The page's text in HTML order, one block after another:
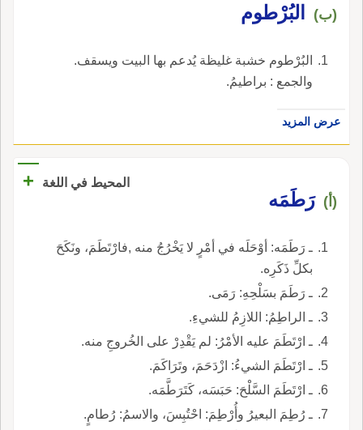
(ب) البُرْطوم
البُرْطوم خشبة غليظة يُدعم بها البيت ويسقف.
والجمع : براطيمُ.
عرض المزيد
المحيط في اللغة +
(أ) رَطَمَه
ـ رَطَمَه: أوْحَلَه في أمْرٍ لا يَخْرُجُ منه ,فارْتَطَمَ، ونَكَحَ
بكلِّ ذَكَرِه.
ـ رَطَمَ بسَلْحِهِ: رَمَى.
ـ الراطِمُ: اللازِمُ للشيءِ.
ـ ارْتَطَمَ عليه الأمْرُ: لم يَقْدِرْ على الخُروجِ منه.
ـ ارْتَطَمَ الشيءُ: ازْدَحَمَ، وتَرَاكَمَ.
ـ ارْتَطَمَ السَّلْحَ: حَبَسَه، كَتَرَطَّمَه.
ـ رُطِمَ البعيرُ وأُرْطِمَ: احْتُبِسَ، والاسمُ: رُطامٍ.